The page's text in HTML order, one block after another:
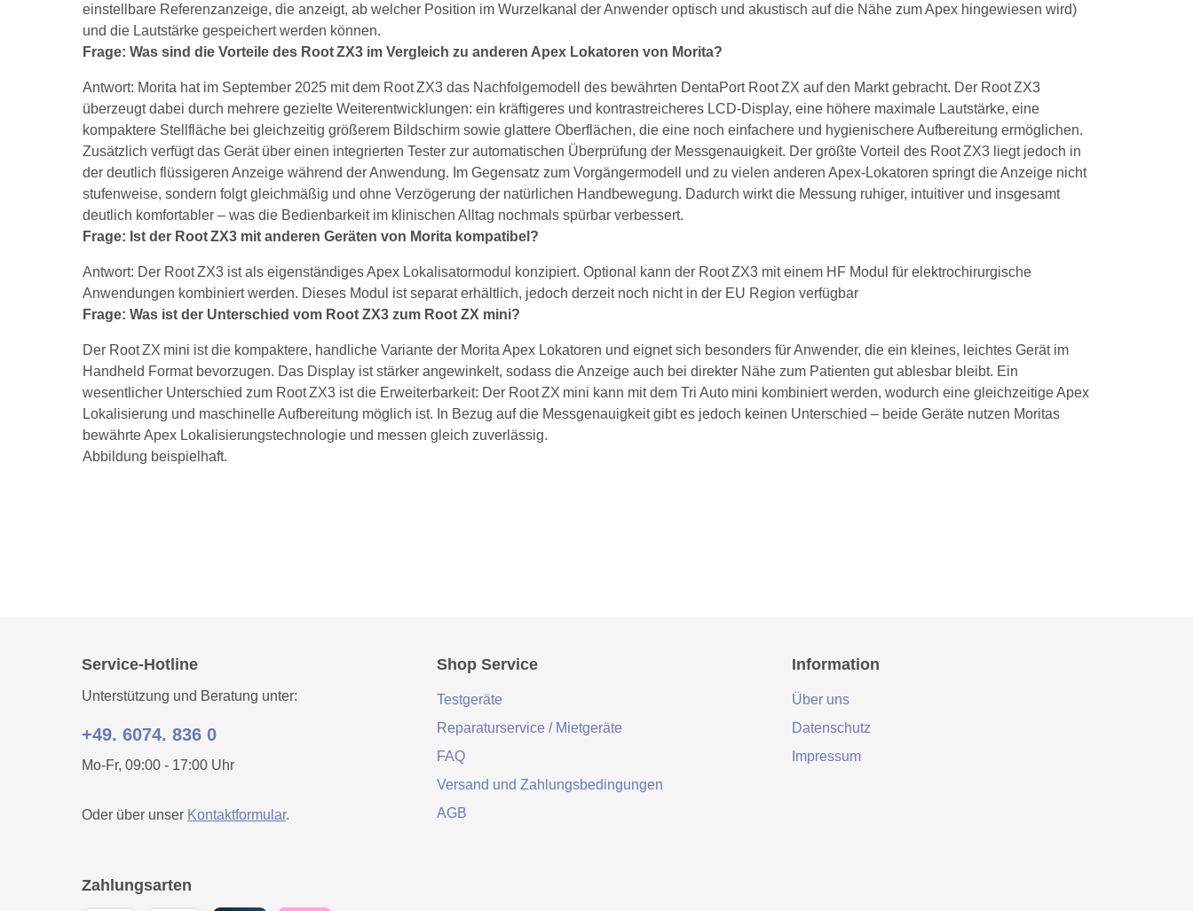
einstellbare Referenzanzeige, die anzeigt, ab welcher Position im Wurzelkanal der Anwender optisch und akustisch auf die Nähe zum Apex hingewiesen wird)
und die Lautstärke gespeichert werden können.
Frage: Was sind die Vorteile des Root ZX3 im Vergleich zu anderen Apex Lokatoren von Morita?
Antwort: Morita hat im September 2025 mit dem Root ZX3 das Nachfolgemodell des bewährten DentaPort Root ZX auf den Markt gebracht. Der Root ZX3
überzeugt dabei durch mehrere gezielte Weiterentwicklungen: ein kräftigeres und kontrastreicheres LCD‑Display, eine höhere maximale Lautstärke, eine
kompaktere Stellfläche bei gleichzeitig größerem Bildschirm sowie glattere Oberflächen, die eine noch einfachere und hygienischere Aufbereitung ermöglichen.
Zusätzlich verfügt das Gerät über einen integrierten Tester zur automatischen Überprüfung der Messgenauigkeit. Der größte Vorteil des Root ZX3 liegt jedoch in
der deutlich flüssigeren Anzeige während der Anwendung. Im Gegensatz zum Vorgängermodell und zu vielen anderen Apex‑Lokatoren springt die Anzeige nicht
stufenweise, sondern folgt gleichmäßig und ohne Verzögerung der natürlichen Handbewegung. Dadurch wirkt die Messung ruhiger, intuitiver und insgesamt
deutlich komfortabler – was die Bedienbarkeit im klinischen Alltag nochmals spürbar verbessert.
Frage: Ist der Root ZX3 mit anderen Geräten von Morita kompatibel?
Antwort: Der Root ZX3 ist als eigenständiges Apex Lokalisatormodul konzipiert. Optional kann der Root ZX3 mit einem HF Modul für elektrochirurgische
Anwendungen kombiniert werden. Dieses Modul ist separat erhältlich, jedoch derzeit noch nicht in der EU Region verfügbar
Frage: Was ist der Unterschied vom Root ZX3 zum Root ZX mini?
Der Root ZX mini ist die kompaktere, handliche Variante der Morita Apex Lokatoren und eignet sich besonders für Anwender, die ein kleines, leichtes Gerät im
Handheld Format bevorzugen. Das Display ist stärker angewinkelt, sodass die Anzeige auch bei direkter Nähe zum Patienten gut ablesbar bleibt. Ein
wesentlicher Unterschied zum Root ZX3 ist die Erweiterbarkeit: Der Root ZX mini kann mit dem Tri Auto mini kombiniert werden, wodurch eine gleichzeitige Apex
Lokalisierung und maschinelle Aufbereitung möglich ist. In Bezug auf die Messgenauigkeit gibt es jedoch keinen Unterschied – beide Geräte nutzen Moritas
bewährte Apex Lokalisierungstechnologie und messen gleich zuverlässig.
Abbildung beispielhaft.
Service-Hotline
Unterstützung und Beratung unter:
+49. 6074. 836 0
Mo-Fr, 09:00 - 17:00 Uhr
Oder über unser Kontaktformular.
Shop Service
Testgeräte
Reparaturservice / Mietgeräte
FAQ
Versand und Zahlungsbedingungen
AGB
Information
Über uns
Datenschutz
Impressum
Zahlungsarten